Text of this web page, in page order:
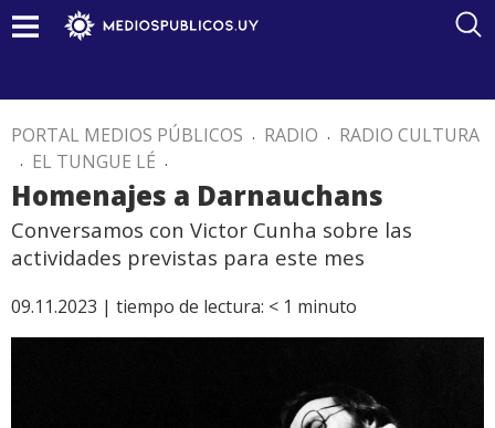
PORTAL MEDIOS PÚBLICOS . RADIO . RADIO CULTURA
. EL TUNGUE LÉ .
Homenajes a Darnauchans
Conversamos con Victor Cunha sobre las
actividades previstas para este mes
09.11.2023 | tiempo de lectura: < 1 minuto